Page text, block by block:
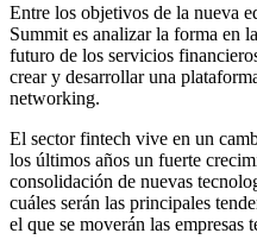
Entre los objetivos de la nueva
Summit es analizar la forma en
futuro de los servicios
crear y desarrollar una
networking.
El sector fintech vive en un
los últimos años un fuerte
consolidación de nuevas
cuáles serán las principales
el que se moverán las empresas